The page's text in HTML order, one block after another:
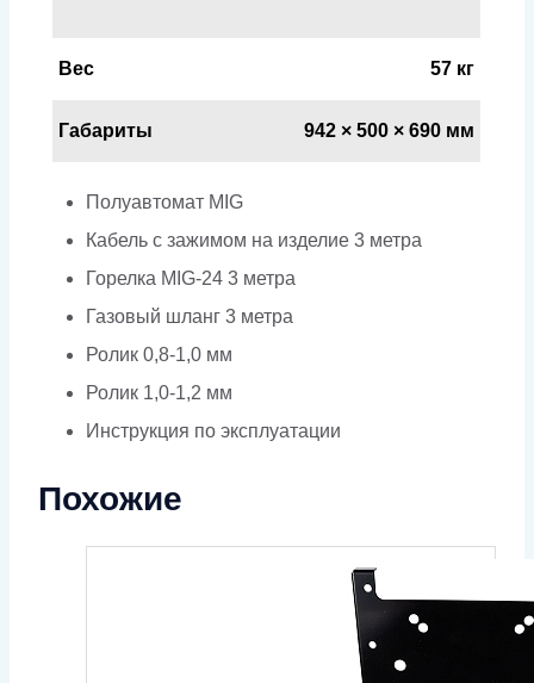
Вес 57 кг
Габариты 942 × 500 × 690 мм
Полуавтомат MIG
Кабель с зажимом на изделие 3 метра
Горелка MIG-24 3 метра
Газовый шланг 3 метра
Ролик 0,8-1,0 мм
Ролик 1,0-1,2 мм
Инструкция по эксплуатации
Похожие